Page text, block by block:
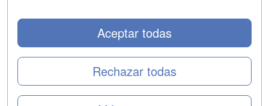
Rechazar todas
Aceptar todas